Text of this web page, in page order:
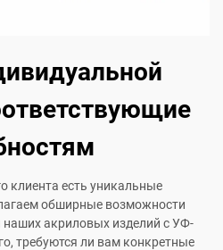
клиента есть уникальные
обширные возможности
наших акриловых изделий с УФ-
требуются ли вам конкретные